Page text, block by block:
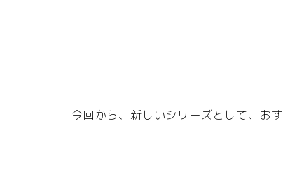
今回から、新しいシリーズとして、お